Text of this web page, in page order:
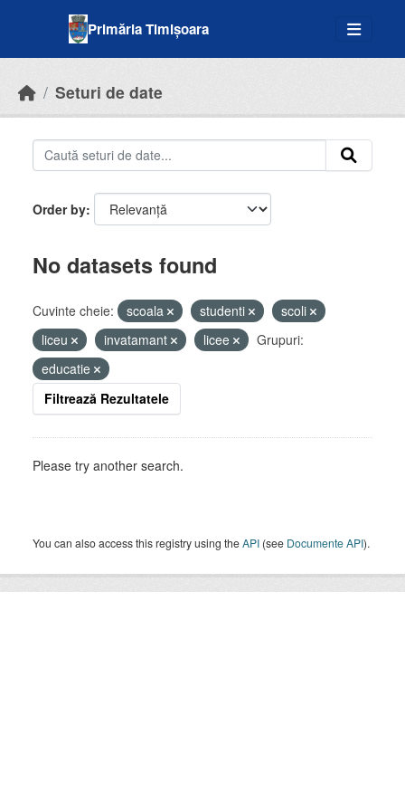
Primăria Timișoara
Seturi de date
Order by
No datasets found
Cuvinte cheie: scoala studenti
scoli
liceu
invatamant licee
Grupuri:
educatie
Filtrează Rezultatele
Please try another search.
You can also access this registry using theAPI (see Documente API).